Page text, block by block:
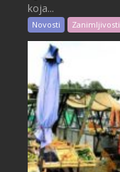
koja...
Novosti Zanimljivosti